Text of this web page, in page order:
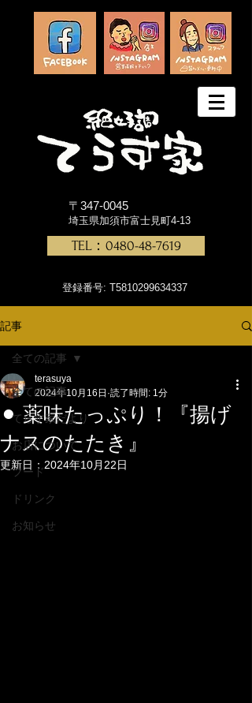
〒347-0045
埼玉県加須市富士見町4-13
TEL：0480-48-7619
登録番号: T5810299634337
記事
全ての記事
てらす家だより
お店について
フード
ドリンク
お知らせ
全ての記事
⚫︎ 薬味たっぷり！『揚げ
ナスのたたき』
terasuya
2024年10月16日 読了時間: 1分
更新日： 2024年10月22日